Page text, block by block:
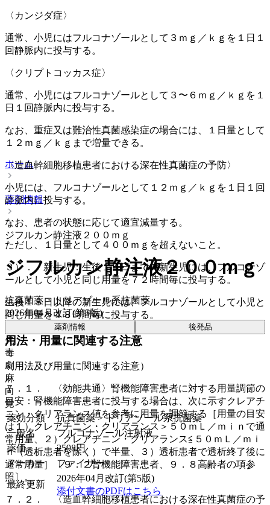
〈カンジダ症〉
通常、小児にはフルコナゾールとして３ｍｇ／ｋｇを１日１
回静脈内に投与する。
〈クリプトコッカス症〉
通常、小児にはフルコナゾールとして３〜６ｍｇ／ｋｇを１
日１回静脈内に投与する。
なお、重症又は難治性真菌感染症の場合には、１日量として
１２ｍｇ／ｋｇまで増量できる。
〈造血幹細胞移植患者における深在性真菌症の予防〉
小児には、フルコナゾールとして１２ｍｇ／ｋｇを１日１回
静脈内に投与する。
なお、患者の状態に応じて適宜減量する。
ただし、１日量として４００ｍｇを超えないこと。
３）． 新生児：生後１４日までの新生児には、フルコナゾ
ールとして小児と同じ用量を７２時間毎に投与する。
生後１５日以降の新生児には、フルコナゾールとして小児と
同じ用量を４８時間毎に投与する。
用法・用量に関連する注意
（用法及び用量に関連する注意）
７．１． 〈効能共通〉腎機能障害患者に対する用量調節の
目安：腎機能障害患者に投与する場合は、次に示すクレアチ
ニン・クリアランス値を参考に用量を調節する［用量の目安
は１）クレアチニン・クリアランス＞５０ｍＬ／ｍｉｎで通
常用量、２）クレアチニン・クリアランス≦５０ｍＬ／ｍｉ
ｎ（透析患者を除く）で半量、３）透析患者で透析終了後に
通常用量］〔９．２腎機能障害患者、９．８高齢者の項参
照〕。
７．２． 〈造血幹細胞移植患者における深在性真菌症の予
ホーム
薬剤情報
ジフルカン静注液２００ｍｇ
ジフルカン静注液２００ｍｇ
抗真菌薬 > トリアゾール系抗菌薬
2026年04月改訂(第5版)
薬剤情報 後発品
先
毒
劇
麻
向
覚
薬効分類
抗真菌薬 > トリアゾール系抗菌薬
一般名
フルコナゾール注射液
薬価
2598円
メーカー
ファイザー
最終更新
2026年04月改訂(第5版)
添付文書のPDFはこちら